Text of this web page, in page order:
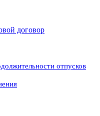
договор
отпусков